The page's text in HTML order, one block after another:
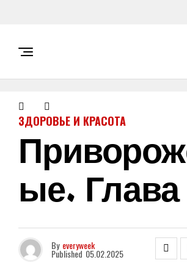
ЗДОРОВЬЕ И КРАСОТА
Ые. Глава
By everyweek
Published 05.02.2025